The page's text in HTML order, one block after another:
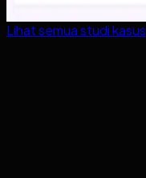
Lihat semua studi kasus